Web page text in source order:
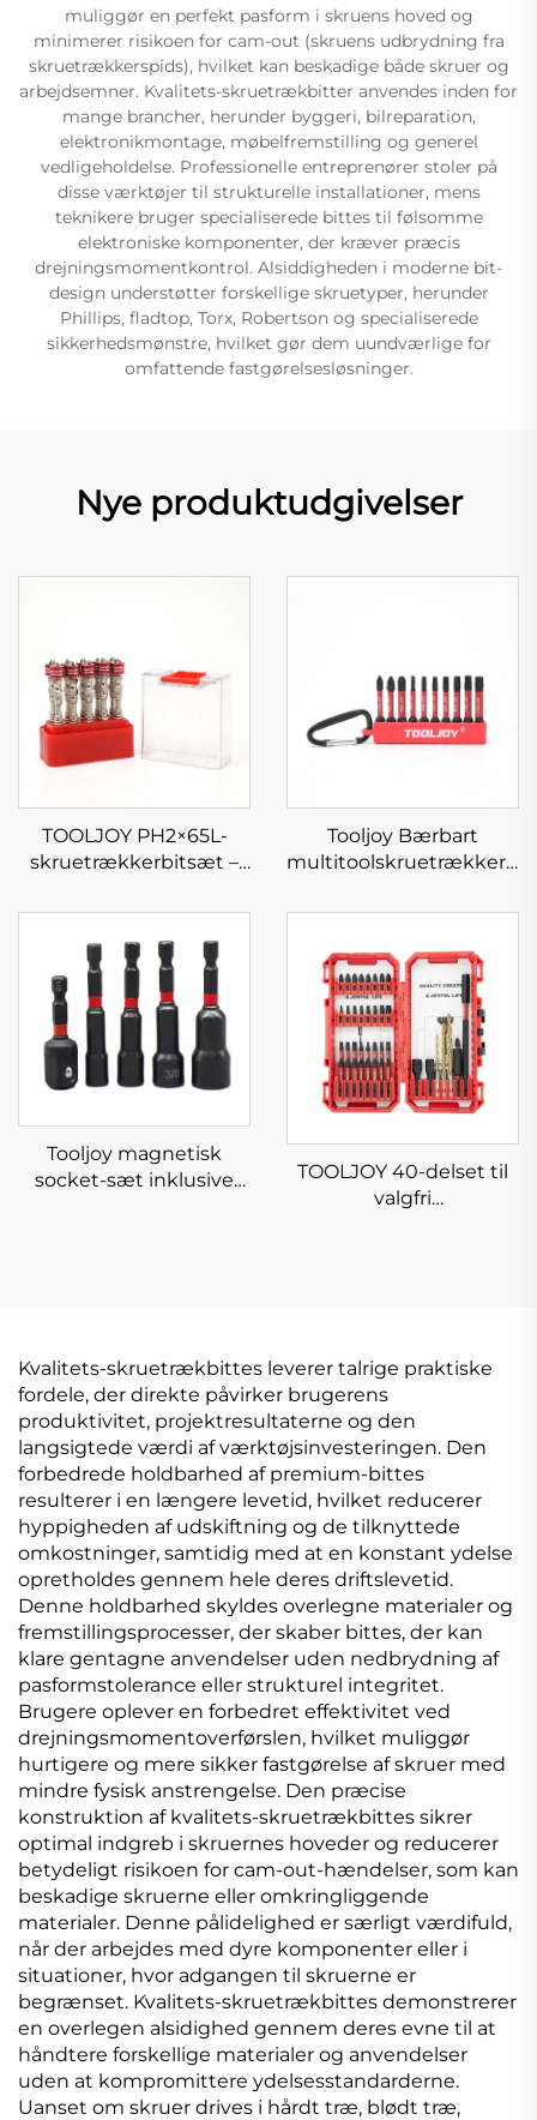
muliggør en perfekt pasform i skruens hoved og
minimerer risikoen for cam-out (skruens udbrydning fra
skruetrækkerspids), hvilket kan beskadige både skruer og
arbejdsemner. Kvalitets-skruetrækbitter anvendes inden for
mange brancher, herunder byggeri, bilreparation,
elektronikmontage, møbelfremstilling og generel
vedligeholdelse. Professionelle entreprenører stoler på
disse værktøjer til strukturelle installationer, mens
teknikere bruger specialiserede bittes til følsomme
elektroniske komponenter, der kræver præcis
drejningsmomentkontrol. Alsiddigheden i moderne bit-
design understøtter forskellige skruetyper, herunder
Phillips, fladtop, Torx, Robertson og specialiserede
sikkerhedsmønstre, hvilket gør dem uundværlige for
omfattende fastgørelsesløsninger.
Nye produktudgivelser
TOOLJOY PH2×65L-
skruetrækkerbitsæt –
impact-
skruetrækkerbits
Tooljoy Bærbart
Tooljoy magnetisk
socket-sæt inklusive
TOOLJOY 40-delset til
valgfri
Kvalitets-skruetrækbittes leverer talrige praktiske
fordele, der direkte påvirker brugerens
produktivitet, projektresultaterne og den
langsigtede værdi af værktøjsinvesteringen. Den
forbedrede holdbarhed af premium-bittes
resulterer i en længere levetid, hvilket reducerer
hyppigheden af udskiftning og de tilknyttede
omkostninger, samtidig med at en konstant ydelse
opretholdes gennem hele deres driftslevetid.
Denne holdbarhed skyldes overlegne materialer og
fremstillingsprocesser, der skaber bittes, der kan
klare gentagne anvendelser uden nedbrydning af
pasformstolerance eller strukturel integritet.
Brugere oplever en forbedret effektivitet ved
drejningsmomentoverførslen, hvilket muliggør
hurtigere og mere sikker fastgørelse af skruer med
mindre fysisk anstrengelse. Den præcise
konstruktion af kvalitets-skruetrækbittes sikrer
optimal indgreb i skruernes hoveder og reducerer
betydeligt risikoen for cam-out-hændelser, som kan
beskadige skruerne eller omkringliggende
materialer. Denne pålidelighed er særligt værdifuld,
når der arbejdes med dyre komponenter eller i
situationer, hvor adgangen til skruerne er
begrænset. Kvalitets-skruetrækbittes demonstrerer
en overlegen alsidighed gennem deres evne til at
håndtere forskellige materialer og anvendelser
uden at kompromittere ydelsesstandarderne.
Uanset om skruer drives i hårdt træ, blødt træ,